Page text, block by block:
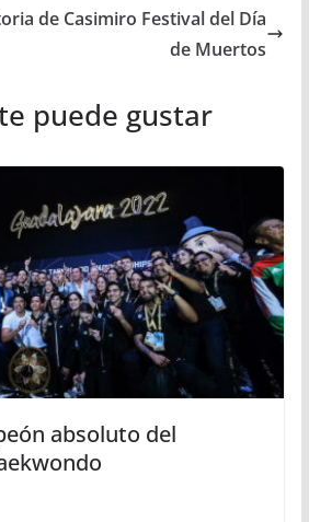
de Casimiro Festival del Día
de Muertos
puede gustar
absoluto del